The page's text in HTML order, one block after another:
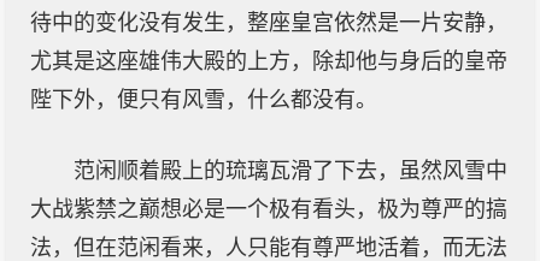
待中的变化没有发生，整座皇宫依然是一片安静，
尤其是这座雄伟大殿的上方，除却他与身后的皇帝
陛下外，便只有风雪，什么都没有。
范闲顺着殿上的琉璃瓦滑了下去，虽然风雪中
大战紫禁之巅想必是一个极有看头，极为尊严的搞
法，但在范闲看来，人只能有尊严地活着，而无法